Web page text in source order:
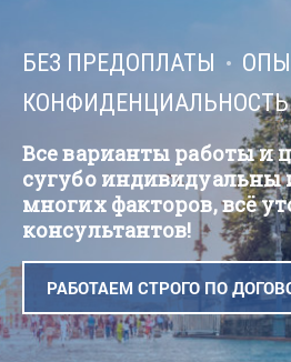
БЕЗ ПРЕДОПЛАТЫ
КОНФИДЕНЦИАЛЬНОСТЬ
Все варианты работы и
сугубо индивидуальны
многих факторов, всё
консультантов!
РАБОТАЕМ СТРОГО ПО